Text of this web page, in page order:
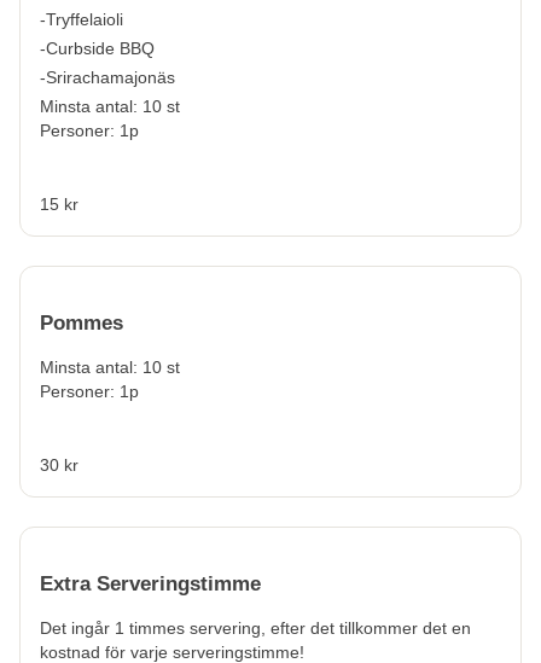
-Tryffelaioli
-Curbside BBQ
-Srirachamajonäs
Minsta antal: 10 st
Personer: 1p
15 kr
Pommes
Minsta antal: 10 st
Personer: 1p
30 kr
Extra Serveringstimme
Det ingår 1 timmes servering, efter det tillkommer det en
kostnad för varje serveringstimme!